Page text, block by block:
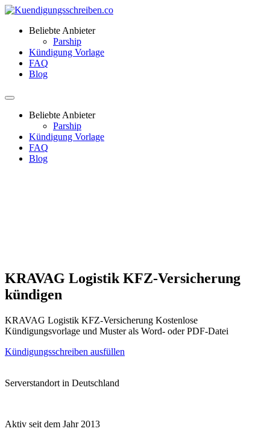
Beliebte Anbieter
Parship
Kündigung Vorlage
FAQ
Blog
Beliebte Anbieter
Parship
Kündigung Vorlage
FAQ
Blog
KRAVAG Logistik KFZ-Versicherung
kündigen
KRAVAG Logistik KFZ-Versicherung Kostenlose
Kündigungsvorlage und Muster als Word- oder PDF-Datei
Kündigungsschreiben ausfüllen
Serverstandort in Deutschland
Aktiv seit dem Jahr 2013